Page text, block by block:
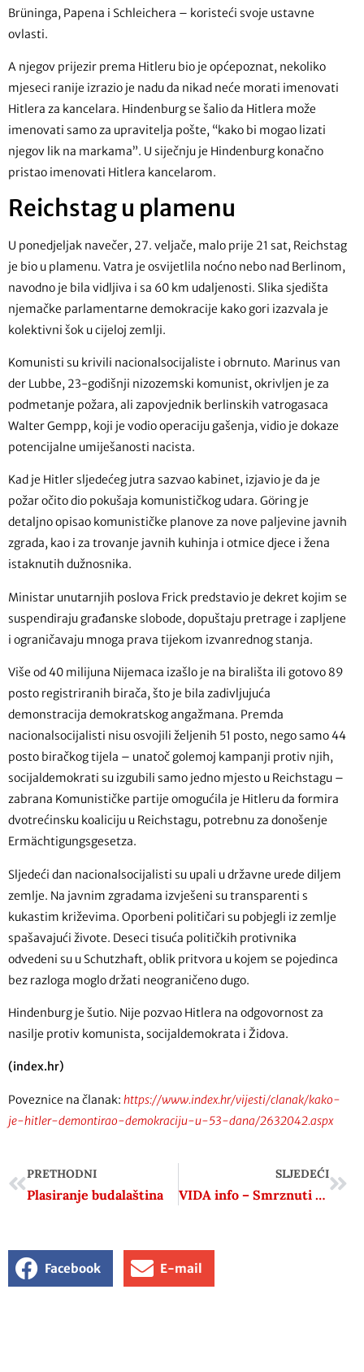
Brüninga, Papena i Schleichera – koristeći svoje ustavne
ovlasti.
A njegov prijezir prema Hitleru bio je općepoznat, nekoliko
mjeseci ranije izrazio je nadu da nikad neće morati imenovati
Hitlera za kancelara. Hindenburg se šalio da Hitlera može
imenovati samo za upravitelja pošte, “kako bi mogao lizati
njegov lik na markama”. U siječnju je Hindenburg konačno
pristao imenovati Hitlera kancelarom.
Reichstag u plamenu
U ponedjeljak navečer, 27. veljače, malo prije 21 sat, Reichstag
je bio u plamenu. Vatra je osvijetlila noćno nebo nad Berlinom,
navodno je bila vidljiva i sa 60 km udaljenosti. Slika sjedišta
njemačke parlamentarne demokracije kako gori izazvala je
kolektivni šok u cijeloj zemlji.
Komunisti su krivili nacionalsocijaliste i obrnuto. Marinus van
der Lubbe, 23-godišnji nizozemski komunist, okrivljen je za
podmetanje požara, ali zapovjednik berlinskih vatrogasaca
Walter Gempp, koji je vodio operaciju gašenja, vidio je dokaze
potencijalne umiješanosti nacista.
Kad je Hitler sljedećeg jutra sazvao kabinet, izjavio je da je
požar očito dio pokušaja komunističkog udara. Göring je
detaljno opisao komunističke planove za nove paljevine javnih
zgrada, kao i za trovanje javnih kuhinja i otmice djece i žena
istaknutih dužnosnika.
Ministar unutarnjih poslova Frick predstavio je dekret kojim se
suspendiraju građanske slobode, dopuštaju pretrage i zapljene
i ograničavaju mnoga prava tijekom izvanrednog stanja.
Više od 40 milijuna Nijemaca izašlo je na birališta ili gotovo 89
posto registriranih birača, što je bila zadivljujuća
demonstracija demokratskog angažmana. Premda
nacionalsocijalisti nisu osvojili željenih 51 posto, nego samo 44
posto biračkog tijela – unatoč golemoj kampanji protiv njih,
socijaldemokrati su izgubili samo jedno mjesto u Reichstagu –
zabrana Komunističke partije omogućila je Hitleru da formira
dvotrećinsku koaliciju u Reichstagu, potrebnu za donošenje
Ermächtigungsgesetza.
Sljedeći dan nacionalsocijalisti su upali u državne urede diljem
zemlje. Na javnim zgradama izvješeni su transparenti s
kukastim križevima. Oporbeni političari su pobjegli iz zemlje
spašavajući živote. Deseci tisuća političkih protivnika
odvedeni su u Schutzhaft, oblik pritvora u kojem se pojedinca
bez razloga moglo držati neograničeno dugo.
Hindenburg je šutio. Nije pozvao Hitlera na odgovornost za
nasilje protiv komunista, socijaldemokrata i Židova.
(index.hr)
Poveznice na članak: https://www.index.hr/vijesti/clanak/kako-
je-hitler-demontirao-demokraciju-u-53-dana/2632042.aspx
PRETHODNI
Plasiranje budalaština
SLJEDEĆI
VIDA info – Smrznuti Dalmatinci
Facebook E-mail